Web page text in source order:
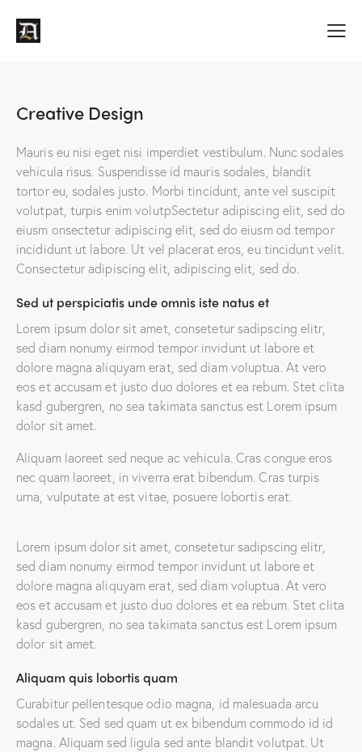
Creative Design
Mauris eu nisi eget nisi imperdiet vestibulum. Nunc sodales
vehicula risus. Suspendisse id mauris sodales, blandit
tortor eu, sodales justo. Morbi tincidunt, ante vel suscipit
volutpat, turpis enim volutpSectetur adipiscing elit, sed do
eiusm onsectetur adipiscing elit, sed do eiusm od tempor
incididunt ut labore. Ut vel placerat eros, eu tincidunt velit.
Consectetur adipiscing elit, adipiscing elit, sed do.
Sed ut perspiciatis unde omnis iste natus et
Lorem ipsum dolor sit amet, consetetur sadipscing elitr,
sed diam nonumy eirmod tempor invidunt ut labore et
dolore magna aliquyam erat, sed diam voluptua. At vero
eos et accusam et justo duo dolores et ea rebum. Stet clita
kasd gubergren, no sea takimata sanctus est Lorem ipsum
dolor sit amet.
Aliquam laoreet sed neque ac vehicula. Cras congue eros
nec quam laoreet, in viverra erat bibendum. Cras turpis
urna, vulputate at est vitae, posuere lobortis erat.
Lorem ipsum dolor sit amet, consetetur sadipscing elitr,
sed diam nonumy eirmod tempor invidunt ut labore et
dolore magna aliquyam erat, sed diam voluptua. At vero
eos et accusam et justo duo dolores et ea rebum. Stet clita
kasd gubergren, no sea takimata sanctus est Lorem ipsum
dolor sit amet.
Aliquam quis lobortis quam
Curabitur pellentesque odio magna, id malesuada arcu
sodales ut. Sed sed quam ut ex bibendum commodo id id
magna. Aliquam sed ligula sed ante blandit volutpat. Ut